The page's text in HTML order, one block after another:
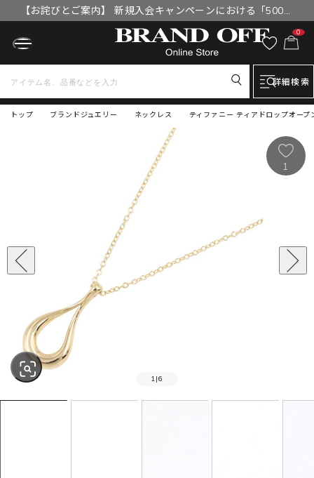
【お詫びとご案内】 新規入会キャンペーンにおける「500円
OFFクーポン」付与漏れと補填について
0
詳細検索
トップ ティファニー ティアドロップオー
ブランドジュエリー ネックレス
1 |6
1